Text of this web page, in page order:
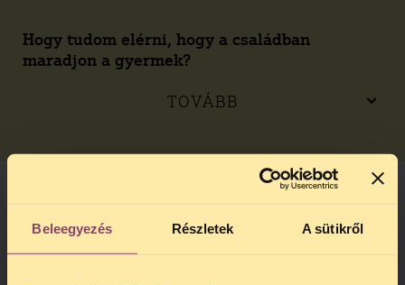
Beleegyezés Részletek A sütikről
Hogy tudom elérni, hogy a családban
maradjon a gyermek?
TOVÁBB
TOVÁBB